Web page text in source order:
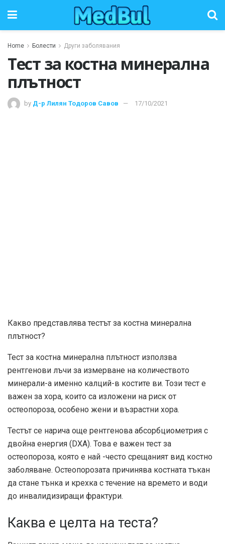
Home Болести Други заболявания
Тест за костна минерална
плътност
by Д-р Лилян Тодоров Савов 17/10/2021
Какво представлява тестът за костна минерална
плътност?
Тест за костна минерална плътност използва
рентгенови лъчи за измерване на количеството
минерали-а именно калций-в костите ви. Този тест е
важен за хора, които са изложени на риск от
остеопороза, особено жени и възрастни хора.
Тестът се нарича още рентгенова абсорбциометрия с
двойна енергия (DXA). Това е важен тест за
остеопороза, която е най -често срещаният вид костно
заболяване. Остеопорозата причинява костната тъкан
да стане тънка и крехка с течение на времето и води
до инвалидизиращи фрактури.
Каква е целта на теста?